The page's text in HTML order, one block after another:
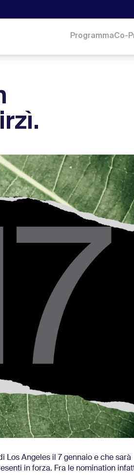
ProgrammaCo-
Los Angeles il 7 gennaio e che sarà
in forza. Fra le nomination